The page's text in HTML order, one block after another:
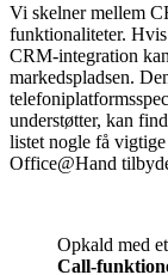
Vi skelner mellem
funktionaliteter.
CRM-integration
markedspladsen.
understøtter, kan
listet nogle få
Office@Hand
Opkald med
Call-